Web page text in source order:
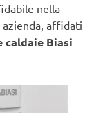
nella
affidati
caldaie Biasi